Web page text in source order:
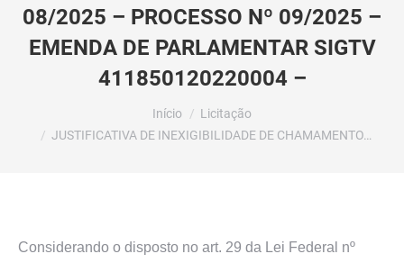
08/2025 – PROCESSO Nº 09/2025 –
EMENDA DE PARLAMENTAR SIGTV
411850120220004 –
Início
Licitação
JUSTIFICATIVA DE INEXIGIBILIDADE DE CHAMAMENTO…
Considerando o disposto no art. 29 da Lei Federal nº